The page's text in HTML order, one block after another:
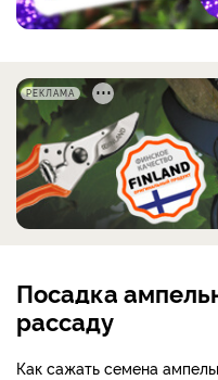
РЕКЛАМА
Посадка
рассаду
Как сажать семена